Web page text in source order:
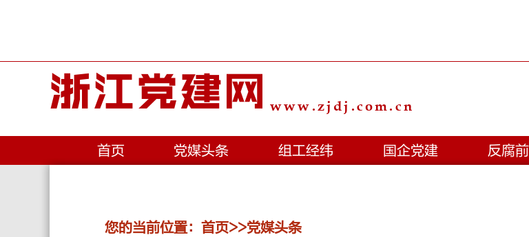
浙江党建网 www.zjdj.com.cn
首页 党媒头条 组工经纬 国企党建 反腐
您的当前位置： 首页>>党媒头条